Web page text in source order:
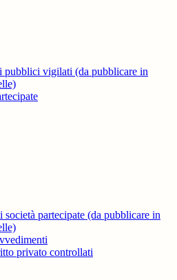
pubblici vigilati (da pubblicare in
società partecipate (da pubblicare in
privato controllati